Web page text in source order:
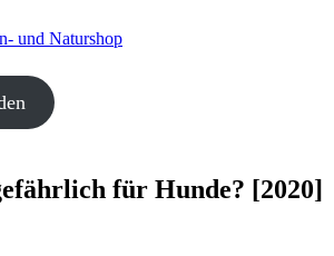
für Hunde? [2020]